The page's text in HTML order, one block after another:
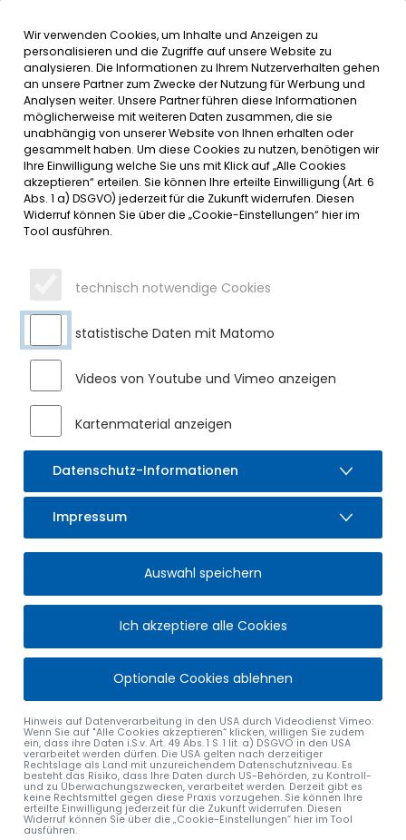
Inhalt der Seite anspringen
Informationen undMENÜ
SERVICE
AMBULANTER
KRANKENPFLEGEVEREIN
SULZBERG E. V.
UNSER LOKALER PFLEGEDIENST AM
ORT
Der Ambulante Krankenpflegeverein Sulzberg e. V. kümmert
sich mit Fachkompetenz und sehr viel Menschlichkeit
ausschließlich um die im gesamten Gemeindegebiet
lebenden Bürgerinnen und Bürger.
Unser Ziel ist es, den Menschen in unserem Heimatort – egal
Wir verwenden Cookies, um Inhalte und Anzeigen zu
personalisieren und die Zugriffe auf unsere Website zu
analysieren. Die Informationen zu Ihrem Nutzerverhalten gehen
an unsere Partner zum Zwecke der Nutzung für Werbung und
Analysen weiter. Unsere Partner führen diese Informationen
möglicherweise mit weiteren Daten zusammen, die sie
unabhängig von unserer Website von Ihnen erhalten oder
gesammelt haben. Um diese Cookies zu nutzen, benötigen wir
Ihre Einwilligung welche Sie uns mit Klick auf „Alle Cookies
akzeptieren“ erteilen. Sie können Ihre erteilte Einwilligung (Art. 6
Abs. 1 a) DSGVO) jederzeit für die Zukunft widerrufen. Diesen
Widerruf können Sie über die „Cookie-Einstellungen“ hier im
Tool ausführen.
technisch notwendige Cookies
statistische Daten mit Matomo
Videos von Youtube und Vimeo anzeigen
Kartenmaterial anzeigen
Datenschutz-Informationen
Impressum
Auswahl speichern
Ich akzeptiere alle Cookies
Optionale Cookies ablehnen
Hinweis auf Datenverarbeitung in den USA durch Videodienst Vimeo:
Wenn Sie auf "Alle Cookies akzeptieren“ klicken, willigen Sie zudem
ein, dass ihre Daten i.S.v. Art. 49 Abs. 1 S. 1 lit. a) DSGVO in den USA
verarbeitet werden dürfen. Die USA gelten nach derzeitiger
Rechtslage als Land mit unzureichendem Datenschutzniveau. Es
besteht das Risiko, dass Ihre Daten durch US-Behörden, zu Kontroll-
und zu Überwachungszwecken, verarbeitet werden. Derzeit gibt es
keine Rechtsmittel gegen diese Praxis vorzugehen. Sie können Ihre
erteilte Einwilligung jederzeit für die Zukunft widerrufen. Diesen
Widerruf können Sie über die „Cookie-Einstellungen“ hier im Tool
ausführen.